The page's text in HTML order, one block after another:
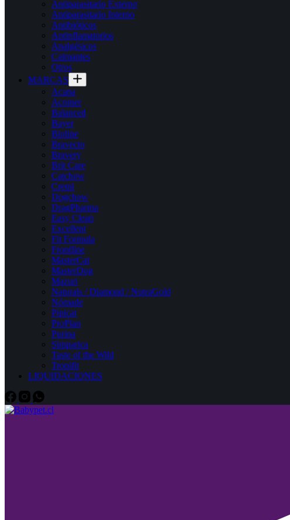
Antiparasitario Externo
Antiparasitario Interno
Antibióticos
Antinflamatorios
Analgésicos
Calmantes
Otros
MARCAS
Acana
Acomer
Balanced
Bayer
Bioline
Bravecto
Bravery
Brit Care
Catchow
Cremi
Dogchow
DragPharma
Easy Clean
Excellent
Fit Formula
Frontline
MasterCat
MasterDog
Mazuri
Naturals / Diamond / NutraGold
Nómade
Pipicat
ProPlan
Purina
Simparica
Taste of the Wild
Tropifit
LIQUIDACIONES